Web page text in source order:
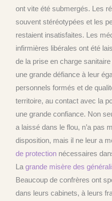
ont vite été submergés. Les
souvent stéréotypées et les
restaient insatisfaites. Les
infirmières libérales ont été
de la prise en charge
une grande défiance à leur
personnels formés et de
territoire, au contact avec la
une grande confiance. Non
a laissé dans le flou, n’a pas
disposition, mais il ne leur a
de protection nécessaires
La grande misère des
Beaucoup de confrères ont
dans leurs cabinets, à leurs